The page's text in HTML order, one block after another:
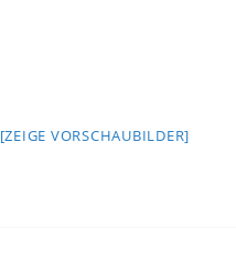
[ZEIGE VORSCHAUBILDER]